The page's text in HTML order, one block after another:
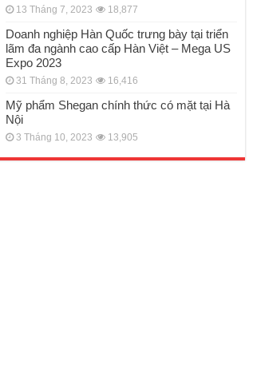
13 Tháng 7, 2023 18,877
Doanh nghiệp Hàn Quốc trưng bày tại triển
lãm đa ngành cao cấp Hàn Việt – Mega US
Expo 2023
31 Tháng 8, 2023 16,416
Mỹ phẩm Shegan chính thức có mặt tại Hà
Nội
3 Tháng 10, 2023 13,905